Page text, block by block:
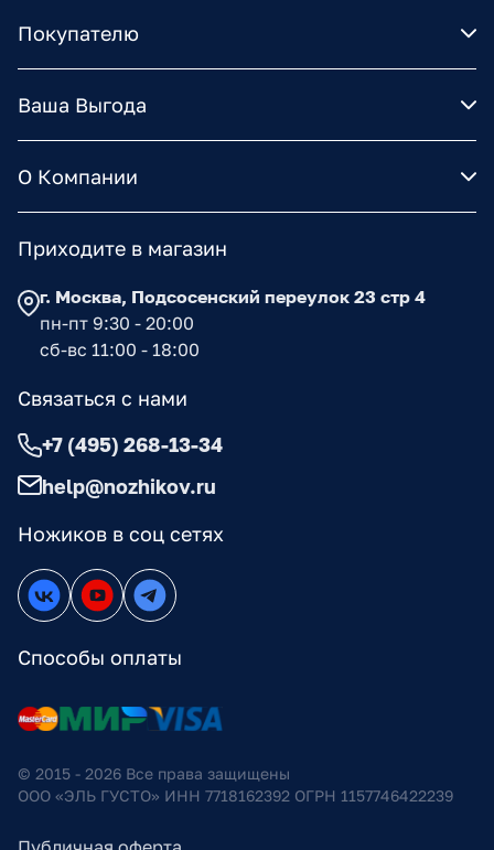
Покупателю
Ваша Выгода
О Компании
Ножиков в соц сетях
Способы оплаты
Приходите в магазин
г. Москва, Подсосенский переулок 23 стр 4
пн-пт 9:30 - 20:00
сб-вс 11:00 - 18:00
Связаться с нами
+7 (495) 268-13-34
help@nozhikov.ru
© 2015 - 2026 Все права защищены
ООО «ЭЛЬ ГУСТО» ИНН 7718162392 ОГРН 1157746422239